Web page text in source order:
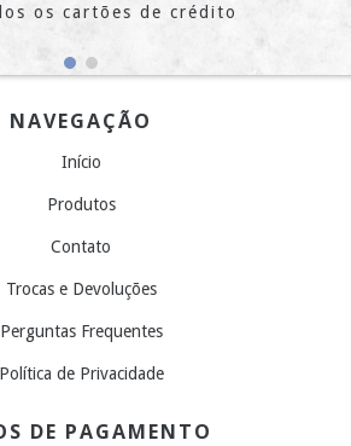
os cartões de crédito
NAVEGAÇÃO
Início
Produtos
Contato
Trocas e Devoluções
Perguntas Frequentes
Política de Privacidade
DE PAGAMENTO